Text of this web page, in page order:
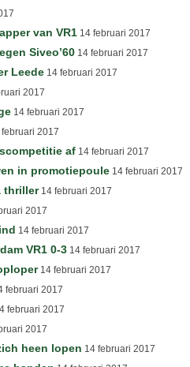
van VR1 14 februari 2017
Siveo’60 14 februari 2017
Leede 14 februari 2017
2017
14 februari 2017
februari 2017
af 14 februari 2017
in promotiepoule 14 februari 2017
thriller14 februari 2017
2017
14 februari 2017
VR1 0-3 14 februari 2017
14 februari 2017
februari 2017
februari 2017
2017
heen lopen 14 februari 2017